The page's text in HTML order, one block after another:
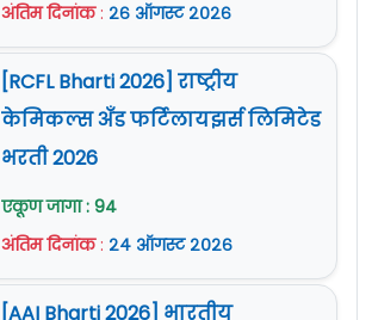
अंतिम दिनांक: २६ ऑगस्ट २०२६
[RCFL Bharti 2026] राष्ट्रीय
केमिकल्स अँड फर्टिलायझर्स लिमिटेड
भरती 2026
एकूण जागा : 94
अंतिम दिनांक: २४ ऑगस्ट २०२६
[AAI Bharti 2026] भारतीय